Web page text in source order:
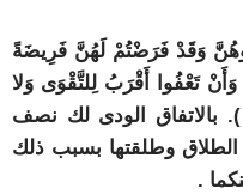
وَقَدْ فَرَضْتُمْ لَهُنَّ فَرِيضَةً
تَعْفُوا أَقْرَبُ لِلتَّقْوَى وَلا
بِمَا تَعْمَلُونَ بَصِيرٌ (237) البقرة ). بالاتفاق الودى لك نصف
وطلقتها بسبب ذلك
.